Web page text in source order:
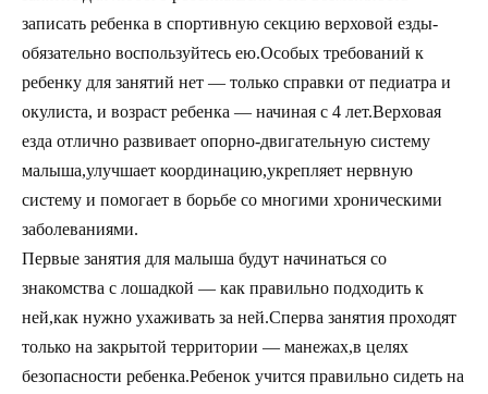
записать ребенка в спортивную секцию верховой езды-
обязательно воспользуйтесь ею.Особых требований к
ребенку для занятий нет — только справки от педиатра и
окулиста, и возраст ребенка — начиная с 4 лет.Верховая
езда отлично развивает опорно-двигательную систему
малыша,улучшает координацию,укрепляет нервную
систему и помогает в борьбе со многими хроническими
заболеваниями.
Первые занятия для малыша будут начинаться со
знакомства с лошадкой — как правильно подходить к
ней,как нужно ухаживать за ней.Сперва занятия проходят
только на закрытой территории — манежах,в целях
безопасности ребенка.Ребенок учится правильно сидеть на